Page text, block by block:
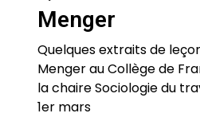
Menger
Quelques extraits de
Menger au Collège de
la chaire Sociologie du
1er mars